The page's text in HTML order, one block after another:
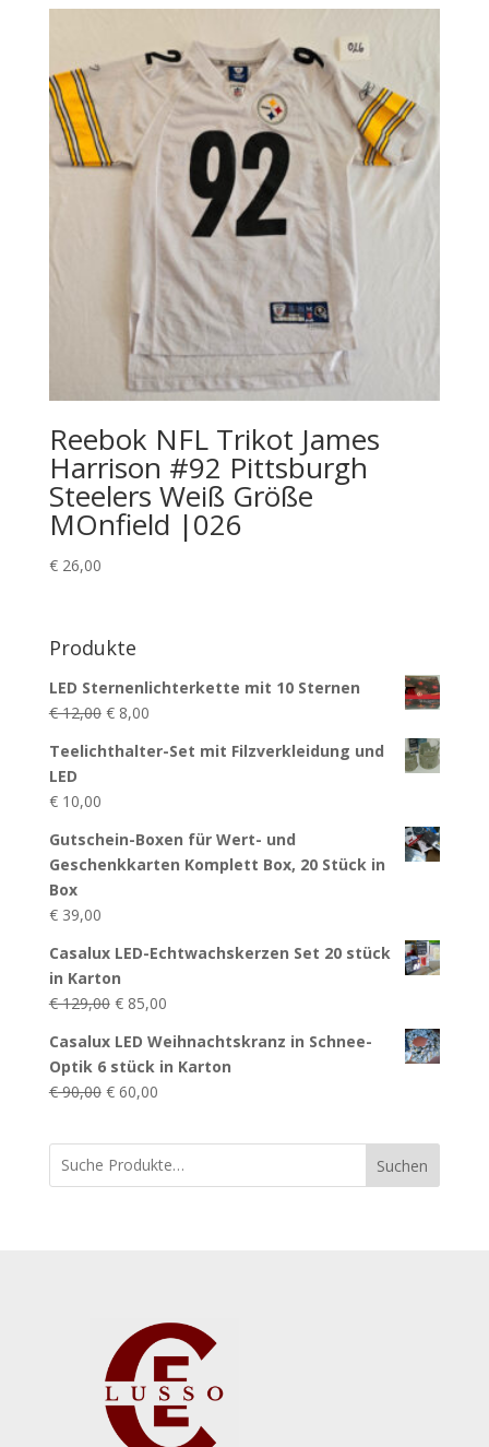
Reebok NFL Trikot James
Harrison #92 Pittsburgh
Steelers Weiß Größe
MOnfield |026
€26,00
Produkte
LED Sternenlichterkette mit 10 Sternen
€12,00 Ursprünglicher
war:
€8,00Aktueller
ist:
Teelichthalter-Set mit Filzverkleidung und
LED
€10,00
Gutschein-Boxen für Wert- und
Geschenkkarten Komplett Box, 20 Stück in
Box
€39,00
Casalux LED-Echtwachskerzen Set 20 stück
in Karton
€129,00 Ursprünglicher
war:
€ 129,00
€85,00Aktueller
ist:
€ 85,00.
Casalux LED Weihnachtskranz in Schnee-
Optik 6 stück in Karton
€90,00 Ursprünglicher
war:
€ 90,00
€60,00Aktueller
ist:
€ 60,00.
Suchen